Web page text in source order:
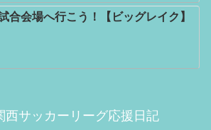
合会場へ行こう！【ビッグレイク】
西サッカーリーグ応援日記